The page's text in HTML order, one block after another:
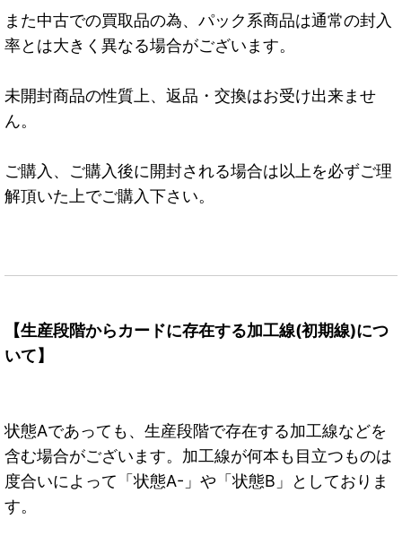
また中古での買取品の為、パック系商品は通常の封入
率とは大きく異なる場合がございます。
未開封商品の性質上、返品・交換はお受け出来ませ
ん。
ご購入、ご購入後に開封される場合は以上を必ずご理
解頂いた上でご購入下さい。
【生産段階からカードに存在する加工線(初期線)につ
いて】
状態Aであっても、生産段階で存在する加工線などを
含む場合がございます。加工線が何本も目立つものは
度合いによって「状態A-」や「状態B」としておりま
す。